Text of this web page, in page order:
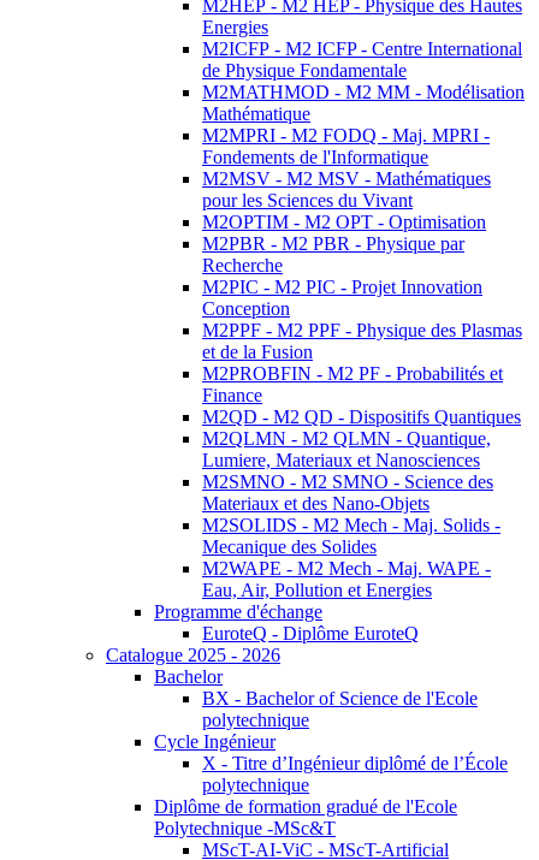
M2HEP - M2 HEP - Physique des Hautes
Energies
M2ICFP - M2 ICFP - Centre International
de Physique Fondamentale
M2MATHMOD - M2 MM - Modélisation
Mathématique
M2MPRI - M2 FODQ - Maj. MPRI -
Fondements de l'Informatique
M2MSV - M2 MSV - Mathématiques
pour les Sciences du Vivant
M2OPTIM - M2 OPT - Optimisation
M2PBR - M2 PBR - Physique par
Recherche
M2PIC - M2 PIC - Projet Innovation
Conception
M2PPF - M2 PPF - Physique des Plasmas
et de la Fusion
M2PROBFIN - M2 PF - Probabilités et
Finance
M2QD - M2 QD - Dispositifs Quantiques
M2QLMN - M2 QLMN - Quantique,
Lumiere, Materiaux et Nanosciences
M2SMNO - M2 SMNO - Science des
Materiaux et des Nano-Objets
M2SOLIDS - M2 Mech - Maj. Solids -
Mecanique des Solides
M2WAPE - M2 Mech - Maj. WAPE -
Eau, Air, Pollution et Energies
Programme d'échange
EuroteQ - Diplôme EuroteQ
Catalogue 2025 - 2026
Bachelor
BX - Bachelor of Science de l'Ecole
polytechnique
Cycle Ingénieur
X - Titre d’Ingénieur diplômé de l’École
polytechnique
Diplôme de formation gradué de l'Ecole
Polytechnique -MSc&T
MScT-AI-ViC - MScT-Artificial